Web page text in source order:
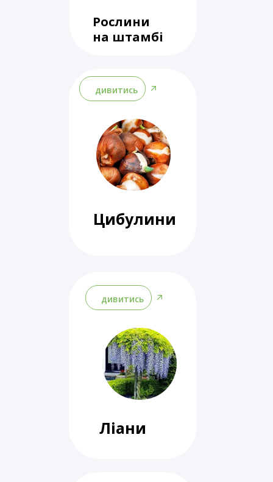
Ліани
дивитись
Рослини
на штамбі
Цибулини
дивитись